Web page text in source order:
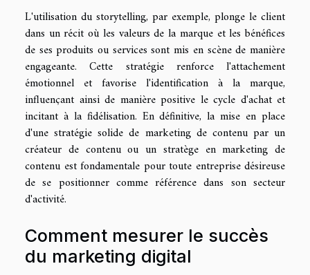
L'utilisation du storytelling, par exemple, plonge le client
dans un récit où les valeurs de la marque et les bénéfices
de ses produits ou services sont mis en scène de manière
engageante. Cette stratégie renforce l'attachement
émotionnel et favorise l'identification à la marque,
influençant ainsi de manière positive le cycle d'achat et
incitant à la fidélisation. En définitive, la mise en place
d'une stratégie solide de marketing de contenu par un
créateur de contenu ou un stratège en marketing de
contenu est fondamentale pour toute entreprise désireuse
de se positionner comme référence dans son secteur
d'activité.
Comment mesurer le succès
du marketing digital